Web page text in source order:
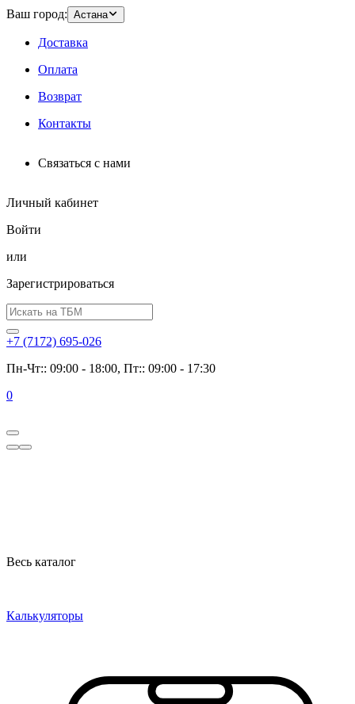
Ваш город: Астана
Доставка
Оплата
Возврат
Контакты
Связаться с нами
Личный кабинет
Войти
или
Зарегистрироваться
+7 (7172) 695-026
Пн-Чт:: 09:00 - 18:00, Пт:: 09:00 - 17:30
0
Весь каталог
Калькуляторы